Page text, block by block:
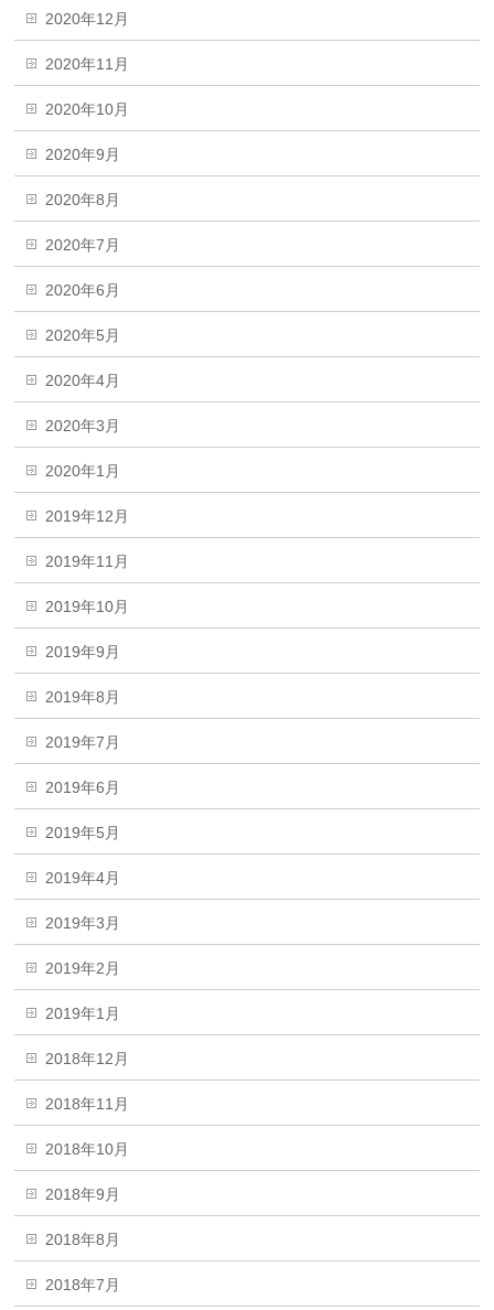
2020年12月
2020年11月
2020年10月
2020年9月
2020年8月
2020年7月
2020年6月
2020年5月
2020年4月
2020年3月
2020年1月
2019年12月
2019年11月
2019年10月
2019年9月
2019年8月
2019年7月
2019年6月
2019年5月
2019年4月
2019年3月
2019年2月
2019年1月
2018年12月
2018年11月
2018年10月
2018年9月
2018年8月
2018年7月